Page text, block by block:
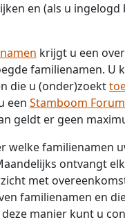
en (als u ingelogd
krijgt u een
familienamen. U
die u (onder)zoekt
een Stamboom
geldt er geen
welke familienamen
ontvangt
met
familienamen en
manier kunt u